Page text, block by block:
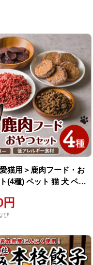
猫用＞鹿肉フード・お
(4種) ペット 猫 犬 ペッ
ンバーグ おやつ クッキ
グルテンフリー 低アレ
び